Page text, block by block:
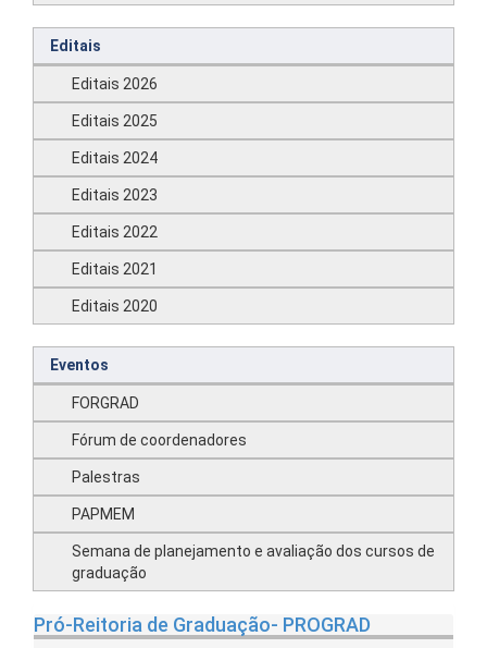
Editais
Editais 2026
Editais 2025
Editais 2024
Editais 2023
Editais 2022
Editais 2021
Editais 2020
Eventos
FORGRAD
Fórum de coordenadores
Palestras
PAPMEM
Semana de planejamento e avaliação dos cursos de
graduação
Pró-Reitoria de Graduação- PROGRAD